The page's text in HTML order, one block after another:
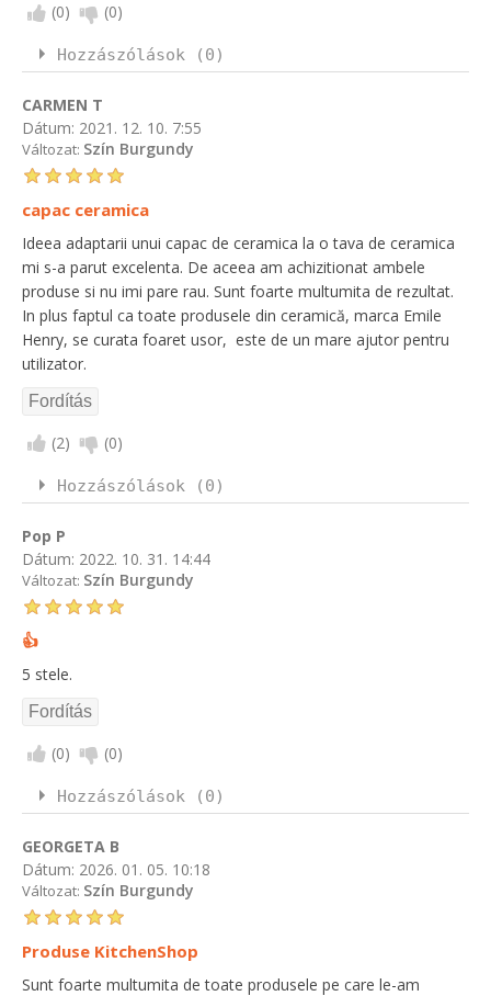
(0) (0)
Hozzászólások (0)
CARMEN T
Dátum: 2021. 12. 10. 7:55
Változat: Szín Burgundy
capac ceramica
Ideea adaptarii unui capac de ceramica la o tava de ceramica
mi s-a parut excelenta. De aceea am achizitionat ambele
produse si nu imi pare rau. Sunt foarte multumita de rezultat.
In plus faptul ca toate produsele din ceramică, marca Emile
Henry, se curata foaret usor, este de un mare ajutor pentru
utilizator.
(2) (0)
Hozzászólások (0)
Pop P
Dátum: 2022. 10. 31. 14:44
Változat: Szín Burgundy
👍
5 stele.
(0) (0)
Hozzászólások (0)
GEORGETA B
Dátum: 2026. 01. 05. 10:18
Változat: Szín Burgundy
Produse KitchenShop
Sunt foarte multumita de toate produsele pe care le-am